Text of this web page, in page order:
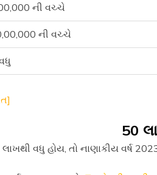
ની વચ્ચે
ની વચ્ચે
50
વધુ હોય, તો નાણાકીય વર્ષ